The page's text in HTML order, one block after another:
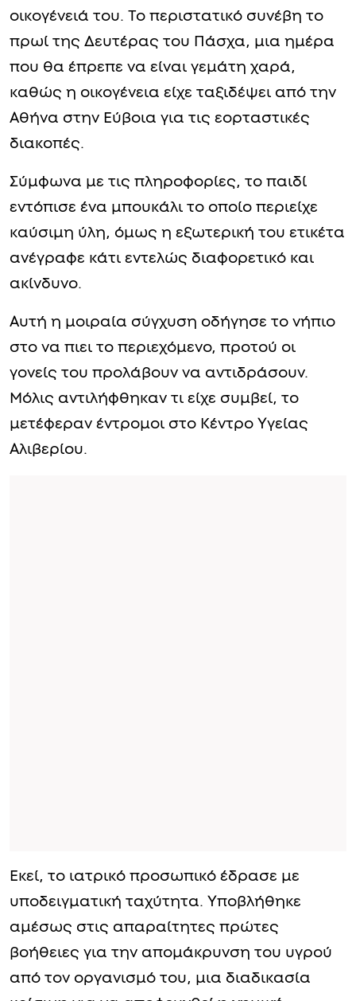
οικογένειά του. Το περιστατικό συνέβη το
πρωί της Δευτέρας του Πάσχα, μια ημέρα
που θα έπρεπε να είναι γεμάτη χαρά,
καθώς η οικογένεια είχε ταξιδέψει από την
Αθήνα στην Εύβοια για τις εορταστικές
διακοπές.
Σύμφωνα με τις πληροφορίες, το παιδί
εντόπισε ένα μπουκάλι το οποίο περιείχε
καύσιμη ύλη, όμως η εξωτερική του ετικέτα
ανέγραφε κάτι εντελώς διαφορετικό και
ακίνδυνο.
Αυτή η μοιραία σύγχυση οδήγησε το νήπιο
στο να πιει το περιεχόμενο, προτού οι
γονείς του προλάβουν να αντιδράσουν.
Μόλις αντιλήφθηκαν τι είχε συμβεί, το
μετέφεραν έντρομοι στο Κέντρο Υγείας
Αλιβερίου.
Εκεί, το ιατρικό προσωπικό έδρασε με
υποδειγματική ταχύτητα. Υποβλήθηκε
αμέσως στις απαραίτητες πρώτες
βοήθειες για την απομάκρυνση του υγρού
από τον οργανισμό του, μια διαδικασία